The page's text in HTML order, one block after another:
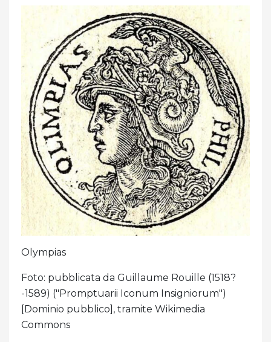
Olympias
Foto: pubblicata da Guillaume Rouille (1518?
-1589) ("Promptuarii Iconum Insigniorum")
[Dominio pubblico], tramite Wikimedia
Commons